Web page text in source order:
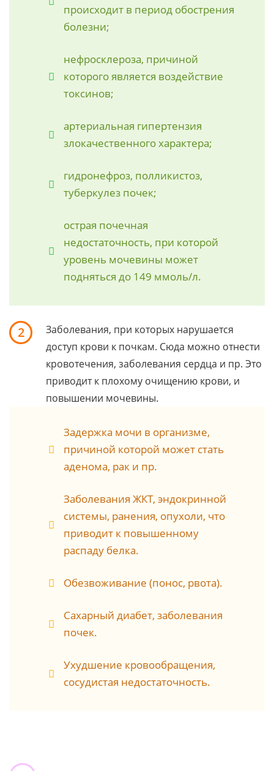
происходит в период обострения
болезни;
нефросклероза, причиной
которого является воздействие
токсинов;
артериальная гипертензия
злокачественного характера;
гидронефроз, полликистоз,
туберкулез почек;
острая почечная
недостаточность, при которой
уровень мочевины может
подняться до 149 ммоль/л.
2
Заболевания, при которых нарушается
доступ крови к почкам. Сюда можно отнести
кровотечения, заболевания сердца и пр. Это
приводит к плохому очищению крови, и
повышении мочевины.
Задержка мочи в организме,
причиной которой может стать
аденома, рак и пр.
Заболевания ЖКТ, эндокринной
системы, ранения, опухоли, что
приводит к повышенному
распаду белка.
Обезвоживание (понос, рвота).
Сахарный диабет, заболевания
почек.
Ухудшение кровообращения,
сосудистая недостаточность.